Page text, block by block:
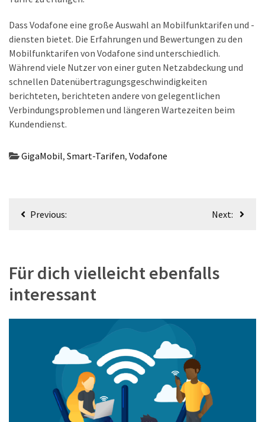
Dass Vodafone eine große Auswahl an Mobilfunktarifen und -
diensten bietet. Die Erfahrungen und Bewertungen zu den
Mobilfunktarifen von Vodafone sind unterschiedlich.
Während viele Nutzer von einer guten Netzabdeckung und
schnellen Datenübertragungsgeschwindigkeiten
berichteten, berichteten andere von gelegentlichen
Verbindungsproblemen und längeren Wartezeiten beim
Kundendienst.
GigaMobil, Smart-Tarifen, Vodafone
Beitragsnavigation
Previous: Next:
Für dich vielleicht ebenfalls
interessant